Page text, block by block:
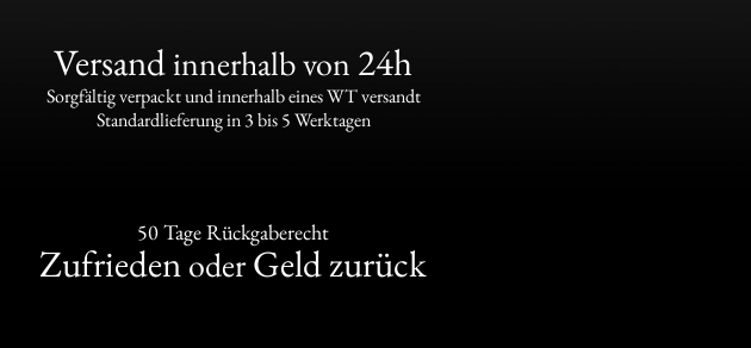
Versandinnerhalb von 24h
Sorgfältig verpackt und innerhalb eines WT versandt
Standardlieferung in 3 bis 5 Werktagen
50 Tage Rückgaberecht
ZufriedenoderGeld zurück